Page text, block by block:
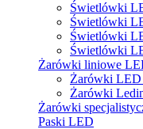
Świetlówki
Świetlówki
Świetlówki
Świetlówki
Żarówki liniowe
Żarówki LED
Żarówki
Żarówki
Paski LED